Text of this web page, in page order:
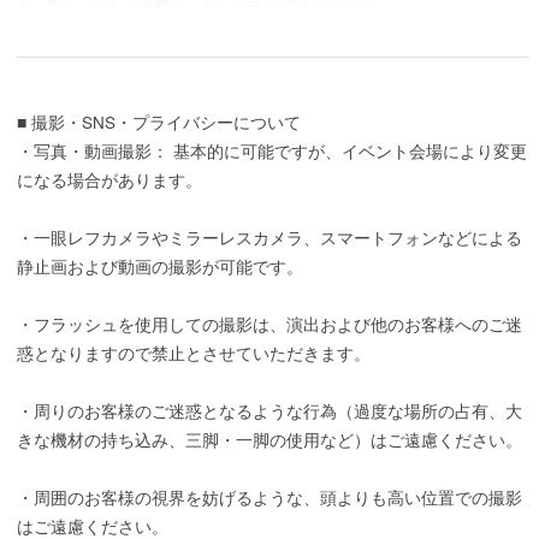
■ 撮影・SNS・プライバシーについて
・写真・動画撮影： 基本的に可能ですが、イベント会場により変更
になる場合があります。
・一眼レフカメラやミラーレスカメラ、スマートフォンなどによる
静止画および動画の撮影が可能です。
・フラッシュを使用しての撮影は、演出および他のお客様へのご迷
惑となりますので禁止とさせていただきます。
・周りのお客様のご迷惑となるような行為（過度な場所の占有、大
きな機材の持ち込み、三脚・一脚の使用など）はご遠慮ください。
・周囲のお客様の視界を妨げるような、頭よりも高い位置での撮影
はご遠慮ください。